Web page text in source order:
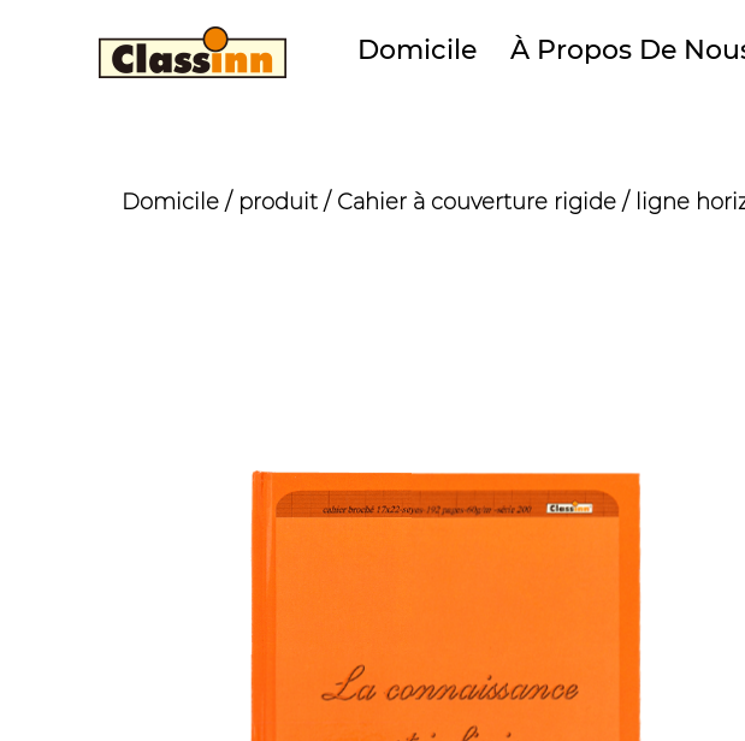
Domicile À Propos De
Domicile/ produit/ Cahier à couverture rigide/ ligne